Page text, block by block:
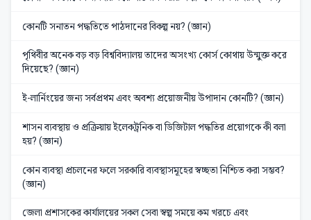
কোনটি সনাতন পদ্ধতিতে পাঠদানের বিকল্প নয়? (জ্ঞান)
পৃথিবীর অনেক বড় বড় বিশ্ববিদ্যালয় তাদের অসংখ্য কোর্স কোথায় উন্মুক্ত করে
দিয়েছে? (জ্ঞান)
ই-লার্নিংয়ের জন্য সর্বপ্রথম এবং অবশ্য প্রয়োজনীয় উপাদান কোনটি? (জ্ঞান)
শাসন ব্যবস্থায় ও প্রক্রিয়ায় ইলেকট্রনিক বা ডিজিটাল পদ্ধতির প্রয়োগকে কী বলা
হয়? (জ্ঞান)
কোন ব্যবস্থা প্রচলনের ফলে সরকারি ব্যবস্থাসমূহের স্বচ্ছতা নিশ্চিত করা সম্ভব?
(জ্ঞান)
জেলা প্রশাসকের কার্যালয়ের সকল সেবা স্বল্প সময়ে কম খরচে এবং